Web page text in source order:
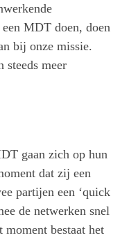
MDT doen, doen
bij onze missie.
steeds meer
gaan zich op hun
dat zij een
partijen een ‘quick
de netwerken snel
bestaat het